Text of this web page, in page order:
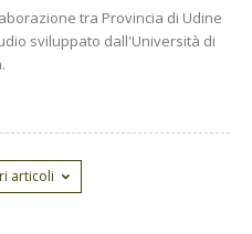
tra Provincia di Udine
sviluppato dall'Università di
articoli